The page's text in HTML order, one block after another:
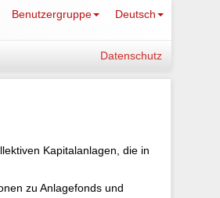
Datenschutz
Benutzergruppe Deutsch
Kapitalanlagen, die in
zu Anlagefonds und